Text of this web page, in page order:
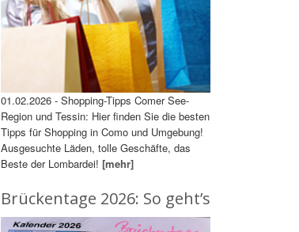
01.02.2026 - Shopping-Tipps Comer See-
Region und Tessin: Hier finden Sie die besten
Tipps für Shopping in Como und Umgebung!
Ausgesuchte Läden, tolle Geschäfte, das
Beste der Lombardei! [mehr]
Brückentage 2026: So geht’s